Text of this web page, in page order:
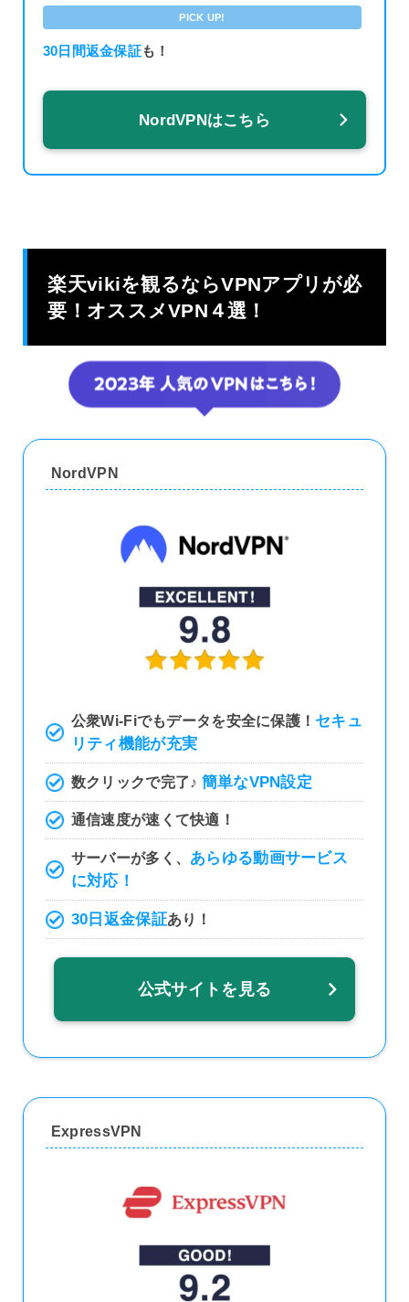
PICK UP!
30日間返金保証も！
NordVPNはこちら
楽天vikiを観るならVPNアプリが必
要！オススメVPN４選！
NordVPN
公衆Wi-Fiでもデータを安全に保護！ セキュ
リティ機能が充実
数クリックで完了♪ 簡単なVPN設定
通信速度が速くて快適！
サーバーが多く、 あらゆる動画サービス
に対応！
30日返金保証あり！
公式サイトを見る
ExpressVPN